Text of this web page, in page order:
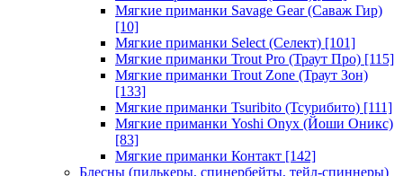
Мягкие приманки Savage Gear (Саваж Гир)
[10]
Мягкие приманки Select (Селект) [101]
Мягкие приманки Trout Pro (Траут Про) [115]
Мягкие приманки Trout Zone (Траут Зон)
[133]
Мягкие приманки Tsuribito (Тсурибито) [111]
Мягкие приманки Yoshi Onyx (Йоши Оникс)
[83]
Мягкие приманки Контакт [142]
Блесны (пилькеры, спинербейты, тейл-спиннеры)